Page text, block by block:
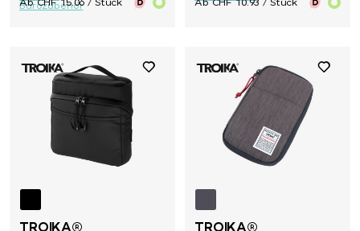
Bürozubehör
Ab CHF 15.06 / Stück Ab CHF 10.93 / Stück